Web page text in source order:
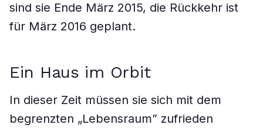
sind sie Ende März 2015, die Rückkehr ist
für März 2016 geplant.
Ein Haus im Orbit
In dieser Zeit müssen sie sich mit dem
begrenzten „Lebensraum” zufrieden